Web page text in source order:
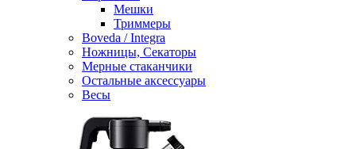
Мешки
Триммеры
Boveda / Integra
Ножницы, Секаторы
Мерные стаканчики
Остальные аксессуары
Весы